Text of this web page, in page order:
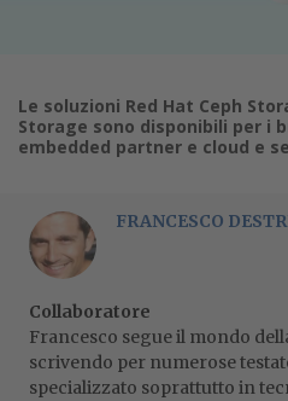
Le soluzioni Red Hat Ceph
Storage sono disponibili per i
embedded partner e cloud e
FRANCESCO
Collaboratore
Francesco segue il mondo
scrivendo per numerose
specializzato soprattutto in